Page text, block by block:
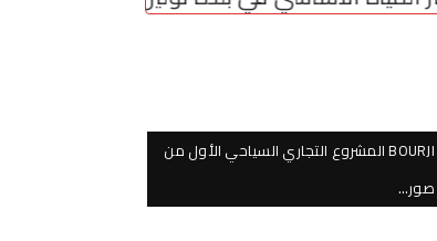
BOURJI VILLAGE المشروع التجاري السياحي الأول من
صور…